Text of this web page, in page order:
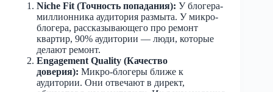
Niche Fit (Точность попадания): У блогера-
миллионника аудитория размыта. У микро-
блогера, рассказывающего про ремонт
квартир, 90% аудитории — люди, которые
делают ремонт.
Engagement Quality (Качество
доверия): Микро-блогеры ближе к
аудитории. Они отвечают в директ,